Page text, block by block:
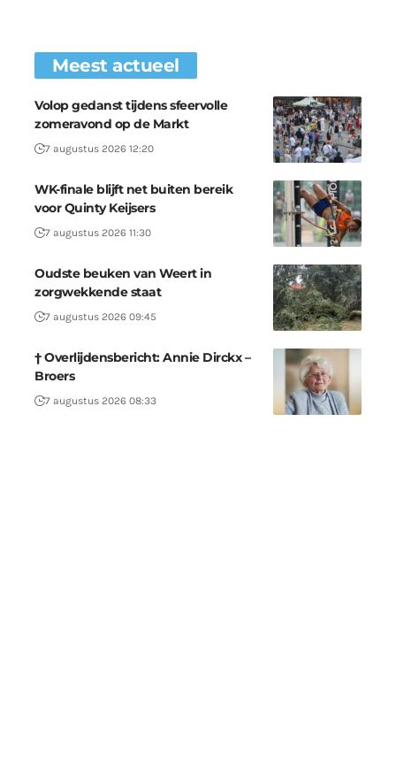
Meest actueel
Volop gedanst tijdens sfeervolle
zomeravond op de Markt
7 augustus 2026 12:20
WK-finale blijft net buiten bereik
voor Quinty Keijsers
7 augustus 2026 11:30
Oudste beuken van Weert in
zorgwekkende staat
7 augustus 2026 09:45
† Overlijdensbericht: Annie Dirckx –
Broers
7 augustus 2026 08:33